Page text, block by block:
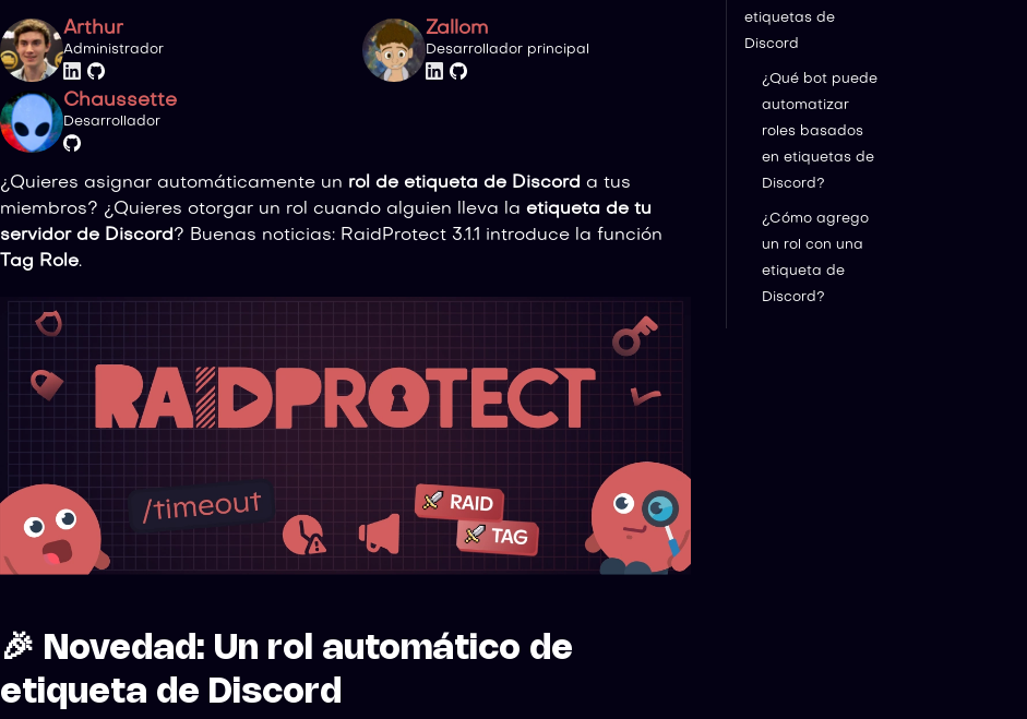
Arthur
Administrador
Zallom
Desarrollador principal
Chaussette
Desarrollador
¿Quieres asignar automáticamente un rol de etiqueta de Discord a tus
miembros? ¿Quieres otorgar un rol cuando alguien lleva la etiqueta de tu
servidor de Discord? Buenas noticias: RaidProtect 3.1.1 introduce la función
Tag Role.
🎉 Novedad: Un rol automático de
etiqueta de Discord
etiquetas de
Discord
¿Qué bot puede
automatizar
roles basados
en etiquetas de
Discord?
¿Cómo agrego
un rol con una
etiqueta de
Discord?